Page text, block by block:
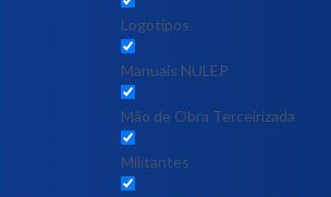
Logotipos
Manuais NULEP
Mão de Obra Terceirizada
Militantes